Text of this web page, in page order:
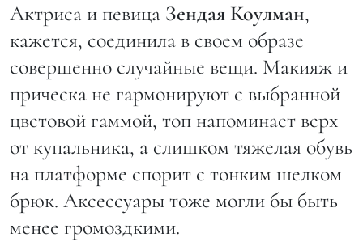
Актриса и певица Зендая Коулман,
кажется, соединила в своем образе
совершенно случайные вещи. Макияж и
прическа не гармонируют с выбранной
цветовой гаммой, топ напоминает верх
от купальника, а слишком тяжелая обувь
на платформе спорит с тонким шелком
брюк. Аксессуары тоже могли бы быть
менее громоздкими.